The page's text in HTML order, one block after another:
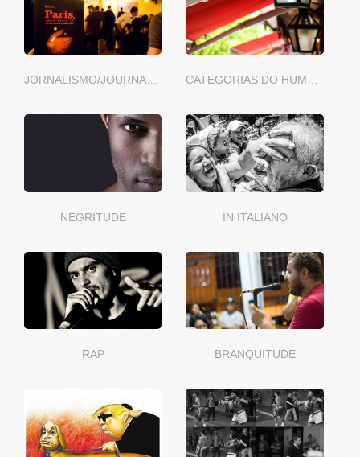
JORNALISMO/JOURNALISME CATEGORIAS DO HUMOR
NEGRITUDE IN ITALIANO
RAP BRANQUITUDE